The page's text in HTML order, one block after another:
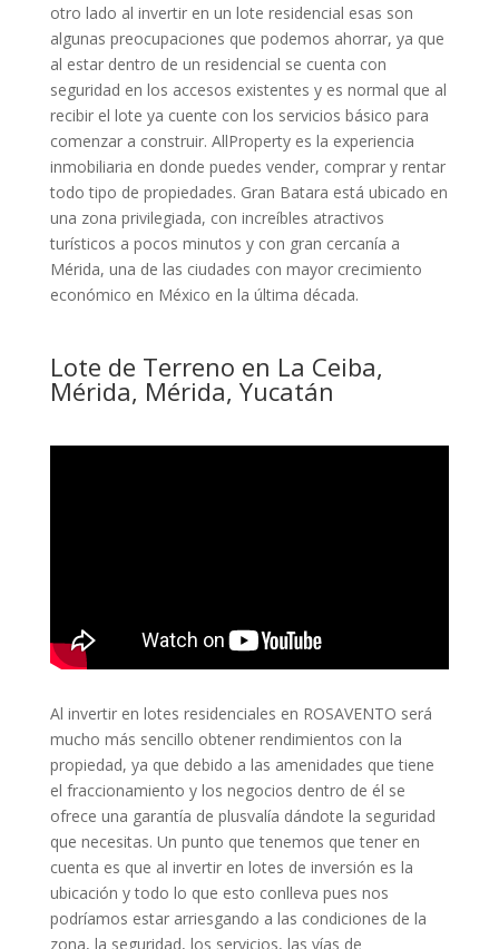
otro lado al invertir en un lote residencial esas son
algunas preocupaciones que podemos ahorrar, ya que
al estar dentro de un residencial se cuenta con
seguridad en los accesos existentes y es normal que al
recibir el lote ya cuente con los servicios básico para
comenzar a construir. AllProperty es la experiencia
inmobiliaria en donde puedes vender, comprar y rentar
todo tipo de propiedades. Gran Batara está ubicado en
una zona privilegiada, con increíbles atractivos
turísticos a pocos minutos y con gran cercanía a
Mérida, una de las ciudades con mayor crecimiento
económico en México en la última década.
Lote de Terreno en La Ceiba,
Mérida, Mérida, Yucatán
Al invertir en lotes residenciales en ROSAVENTO será
mucho más sencillo obtener rendimientos con la
propiedad, ya que debido a las amenidades que tiene
el fraccionamiento y los negocios dentro de él se
ofrece una garantía de plusvalía dándote la seguridad
que necesitas. Un punto que tenemos que tener en
cuenta es que al invertir en lotes de inversión es la
ubicación y todo lo que esto conlleva pues nos
podríamos estar arriesgando a las condiciones de la
zona, la seguridad, los servicios, las vías de